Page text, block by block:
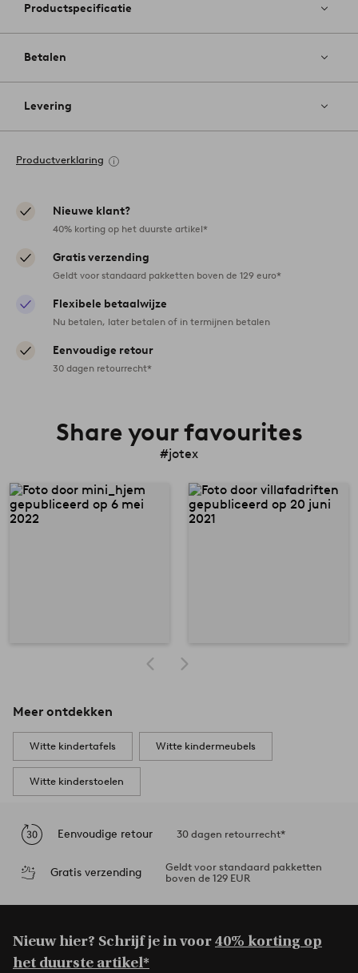
Productspecificatie
Betalen
Levering
Productverklaring
Nieuwe klant?
40% korting op het duurste artikel*
Gratis verzending
Geldt voor standaard pakketten boven de 129 euro*
Flexibele betaalwijze
Nu betalen, later betalen of in termijnen betalen
Eenvoudige retour
30 dagen retourrecht*
Share your favourites
#jotex
Meer ontdekken
Witte kindertafels Witte kindermeubels
Witte kinderstoelen
Eenvoudige retour 30 dagen retourrecht*
Gratis verzending
Geldt voor standaard pakketten
boven de 129 EUR
Nieuw hier? Schrijf je in voor40% korting op
het duurste artikel*